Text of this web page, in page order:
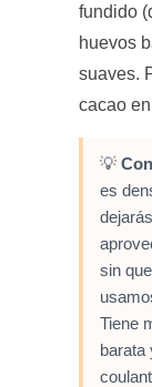
fundido
huevos
suaves.
cacao
💡
es
sin
Tiene
barata